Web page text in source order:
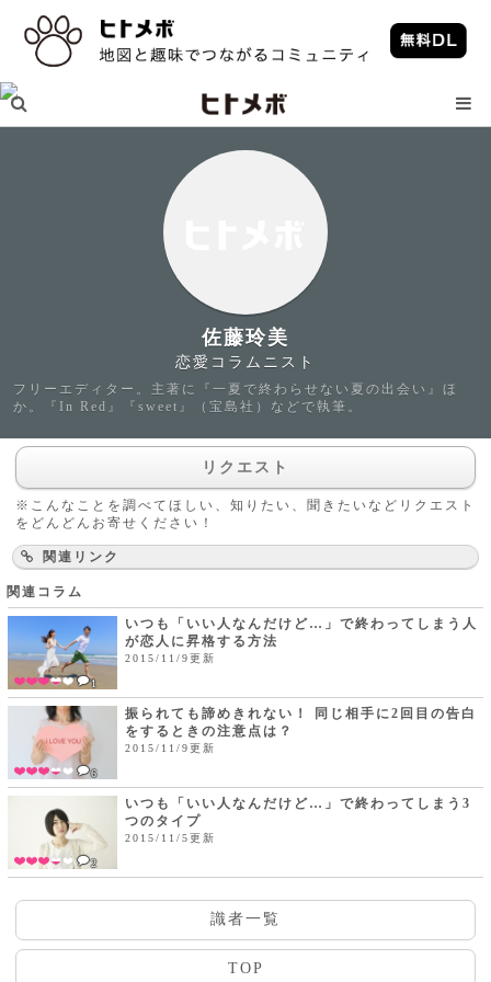
佐藤玲美
恋愛コラムニスト
フリーエディター。主著に『一夏で終わらせない夏の出会い』ほ
か。『In Red』『sweet』（宝島社）などで執筆。
リクエスト
※こんなことを調べてほしい、知りたい、聞きたいなどリクエスト
をどんどんお寄せください！
関連リンク
関連コラム
1
いつも「いい人なんだけど…」で終わってしまう人
が恋人に昇格する方法
2015/11/9更新
6
振られても諦めきれない！ 同じ相手に2回目の告白
をするときの注意点は？
2015/11/9更新
2
いつも「いい人なんだけど…」で終わってしまう3
つのタイプ
2015/11/5更新
識者一覧
TOP